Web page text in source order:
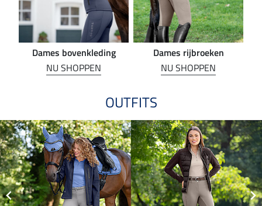
Dames bovenkleding
NU SHOPPEN
Dames rijbroeken
NU SHOPPEN
OUTFITS